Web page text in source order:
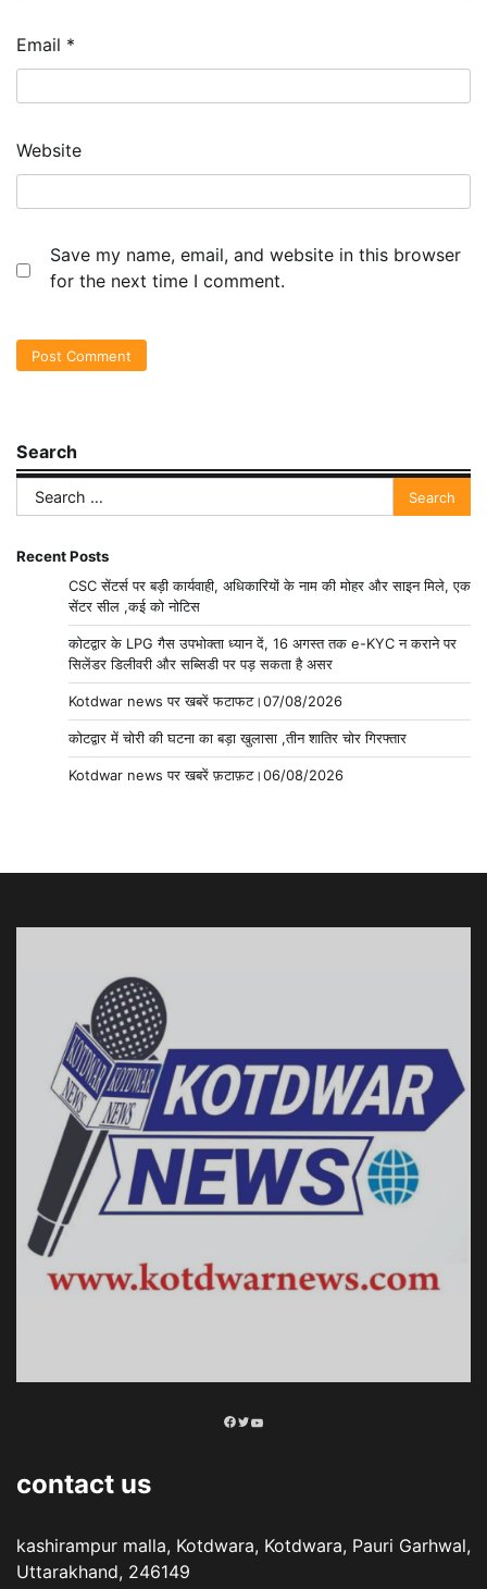
Email *
Website
Save my name, email, and website in this browser
for the next time I comment.
Search
Search
for:
Recent Posts
CSC सेंटर्स पर बड़ी कार्यवाही, अधिकारियों के नाम की मोहर और साइन मिले, एक
सेंटर सील ,कई को नोटिस
कोटद्वार के LPG गैस उपभोक्ता ध्यान दें, 16 अगस्त तक e-KYC न कराने पर
सिलेंडर डिलीवरी और सब्सिडी पर पड़ सकता है असर
Kotdwar news पर खबरें फटाफट।07/08/2026
कोटद्वार में चोरी की घटना का बड़ा खुलासा ,तीन शातिर चोर गिरफ्तार
Kotdwar news पर खबरें फ़टाफ़ट।06/08/2026
Facebook
Twitter
YouTube
contact us
kashirampur malla, Kotdwara, Kotdwara, Pauri Garhwal,
Uttarakhand, 246149